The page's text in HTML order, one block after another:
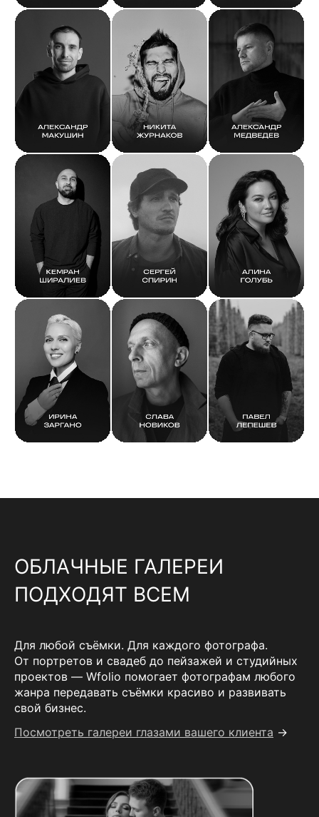
ОБЛАЧНЫЕ ГАЛЕРЕИ
ПОДХОДЯТ ВСЕМ
Для любой съёмки. Для каждого фотографа.
От портретов и свадеб до пейзажей и студийных
проектов — Wfolio помогает фотографам любого
жанра передавать съёмки красиво и развивать
свой бизнес.
Посмотреть галереи глазами вашего клиента →